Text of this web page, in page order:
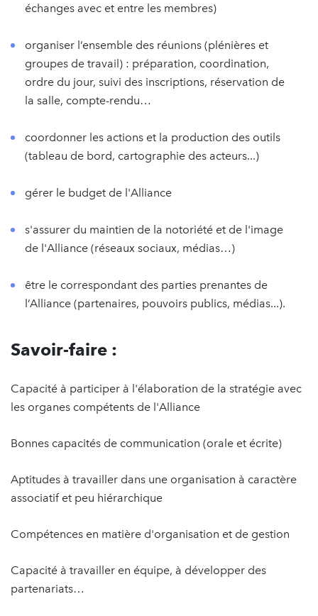
échanges avec et entre les membres)
organiser l’ensemble des réunions (plénières et
groupes de travail) : préparation, coordination,
ordre du jour, suivi des inscriptions, réservation de
la salle, compte-rendu…
coordonner les actions et la production des outils
(tableau de bord, cartographie des acteurs...)
gérer le budget de l'Alliance
s'assurer du maintien de la notoriété et de l'image
de l'Alliance (réseaux sociaux, médias…)
être le correspondant des parties prenantes de
l’Alliance (partenaires, pouvoirs publics, médias...).
Savoir-faire :
Capacité à participer à l'élaboration de la stratégie avec
les organes compétents de l'Alliance
Bonnes capacités de communication (orale et écrite)
Aptitudes à travailler dans une organisation à caractère
associatif et peu hiérarchique
Compétences en matière d'organisation et de gestion
Capacité à travailler en équipe, à développer des
partenariats…